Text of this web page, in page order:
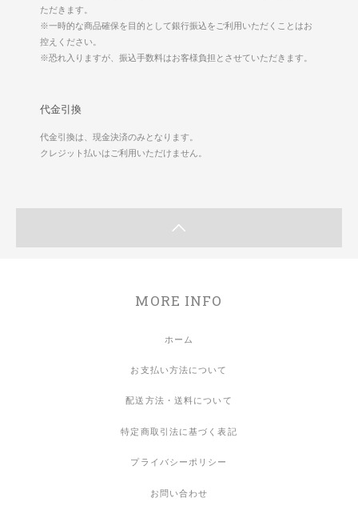
ただきます。
※一時的な商品確保を目的として銀行振込をご利用いただくことはお
控えください。
※恐れ入りますが、振込手数料はお客様負担とさせていただきます。
代金引換
代金引換は、現金決済のみとなります。
クレジット払いはご利用いただけません。
MORE INFO
ホーム
お支払い方法について
配送方法・送料について
特定商取引法に基づく表記
プライバシーポリシー
お問い合わせ